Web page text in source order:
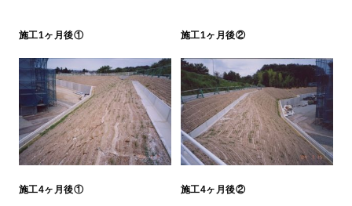
施工1ヶ月後① 施工1ヶ月後②
施工4ヶ月後① 施工4ヶ月後②